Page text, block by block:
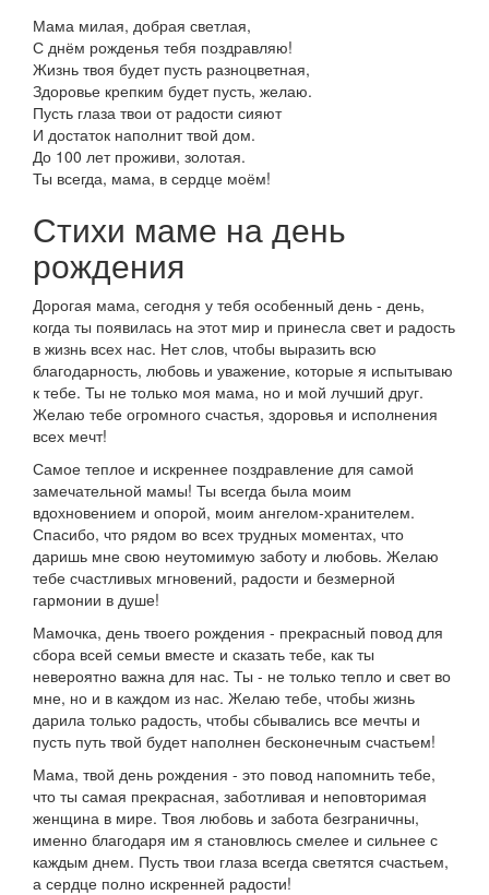
Мама милая, добрая светлая,
С днём рожденья тебя поздравляю!
Жизнь твоя будет пусть разноцветная,
Здоровье крепким будет пусть, желаю.
Пусть глаза твои от радости сияют
И достаток наполнит твой дом.
До 100 лет проживи, золотая.
Ты всегда, мама, в сердце моём!
Стихи маме на день
рождения
Дорогая мама, сегодня у тебя особенный день - день,
когда ты появилась на этот мир и принесла свет и радость
в жизнь всех нас. Нет слов, чтобы выразить всю
благодарность, любовь и уважение, которые я испытываю
к тебе. Ты не только моя мама, но и мой лучший друг.
Желаю тебе огромного счастья, здоровья и исполнения
всех мечт!
Самое теплое и искреннее поздравление для самой
замечательной мамы! Ты всегда была моим
вдохновением и опорой, моим ангелом-хранителем.
Спасибо, что рядом во всех трудных моментах, что
даришь мне свою неутомимую заботу и любовь. Желаю
тебе счастливых мгновений, радости и безмерной
гармонии в душе!
Мамочка, день твоего рождения - прекрасный повод для
сбора всей семьи вместе и сказать тебе, как ты
невероятно важна для нас. Ты - не только тепло и свет во
мне, но и в каждом из нас. Желаю тебе, чтобы жизнь
дарила только радость, чтобы сбывались все мечты и
пусть путь твой будет наполнен бесконечным счастьем!
Мама, твой день рождения - это повод напомнить тебе,
что ты самая прекрасная, заботливая и неповторимая
женщина в мире. Твоя любовь и забота безграничны,
именно благодаря им я становлюсь смелее и сильнее с
каждым днем. Пусть твои глаза всегда светятся счастьем,
а сердце полно искренней радости!